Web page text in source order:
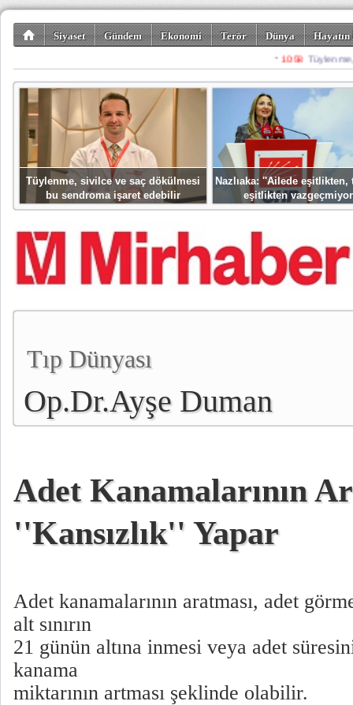
Siyaset Gündem Ekonomi Terör Dünya
Spor Misafir
Tüylenme, sivilce ve saç dökülmesi
bu sendroma işaret edebilir
Nazlıaka: ''Ailede eşitlikten,
eşitlikten
Tıp Dünyası
Op.Dr.Ayşe Duman
Adet Kanamalarının
''Kansızlık'' Yapar
Adet kanamalarının aratması, adet
alt sınırın
21 günün altına inmesi veya adet
kanama
miktarının artması şeklinde olabilir.